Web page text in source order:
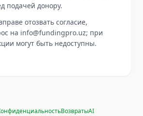
подачей донору.
отозвать согласие,
на info@fundingpro.uz; при
могут быть недоступны.
ВозвратыAI